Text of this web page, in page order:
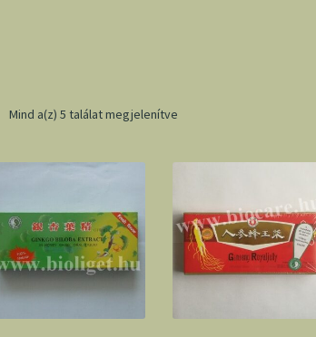
Mind a(z) 5 találat megjelenítve